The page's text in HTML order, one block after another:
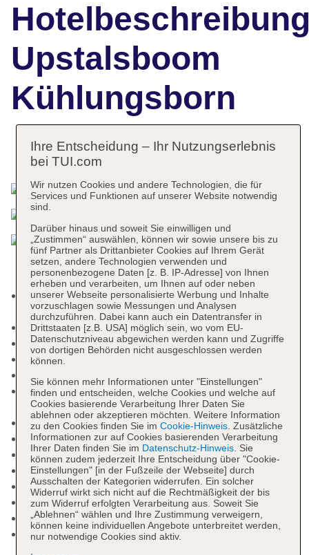
Upstalsboom
Kühlungsborn
Das bietet Ihre Unterkunft
Kurtaxe/Ökotaxe/Touristensteuer zahlbar vor Ort:
pro Nacht ca. 2.60 EUR
Nichtraucherhotel
Check-in Zeit ab 16:00 Uhr
Check-out Zeit bis 12:00 Uhr
Hoteleröffnung: 2011
Rezeption: täglich 24 Stunden, Sprachen:
deutsch, englisch
Gästebetreuung: Sprachen: deutsch, englisch
Lift
Kaminzimmer
Gartenanlage, Sonnenterrasse
Pool: Indoor, Süßwasser, beheizbar
Badetücher: ohne Gebühr
Friseur
Internet: WLAN/WiFi, im gesamten Hotel
Ihre Entscheidung – Ihr Nutzungserlebnis
bei TUI.com
Wir nutzen Cookies und andere Technologien, die für
Services und Funktionen auf unserer Website notwendig
sind.
Darüber hinaus und soweit Sie einwilligen und
„Zustimmen“ auswählen, können wir sowie unsere bis zu
fünf Partner als Drittanbieter Cookies auf Ihrem Gerät
setzen, andere Technologien verwenden und
personenbezogene Daten [z. B. IP-Adresse] von Ihnen
erheben und verarbeiten, um Ihnen auf oder neben
unserer Webseite personalisierte Werbung und Inhalte
vorzuschlagen sowie Messungen und Analysen
durchzuführen. Dabei kann auch ein Datentransfer in
Drittstaaten [z.B. USA] möglich sein, wo vom EU-
Datenschutzniveau abgewichen werden kann und Zugriffe
von dortigen Behörden nicht ausgeschlossen werden
können.
Sie können mehr Informationen unter "Einstellungen"
finden und entscheiden, welche Cookies und welche auf
Cookies basierende Verarbeitung Ihrer Daten Sie
ablehnen oder akzeptieren möchten. Weitere Information
zu den Cookies finden Sie im Cookie-Hinweis. Zusätzliche
Informationen zur auf Cookies basierenden Verarbeitung
Ihrer Daten finden Sie im Datenschutz-Hinweis. Sie
können zudem jederzeit Ihre Entscheidung über "Cookie-
Einstellungen" [in der Fußzeile der Webseite] durch
Ausschalten der Kategorien widerrufen. Ein solcher
Widerruf wirkt sich nicht auf die Rechtmäßigkeit der bis
zum Widerruf erfolgten Verarbeitung aus. Soweit Sie
„Ablehnen“ wählen und Ihre Zustimmung verweigern,
können keine individuellen Angebote unterbreitet werden,
nur notwendige Cookies sind aktiv.